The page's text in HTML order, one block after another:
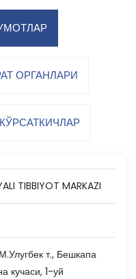
ОРГАНЛАРИ
TIBBIYOT MARKAZI
т., Бешкапа
кучаси, 1-уй